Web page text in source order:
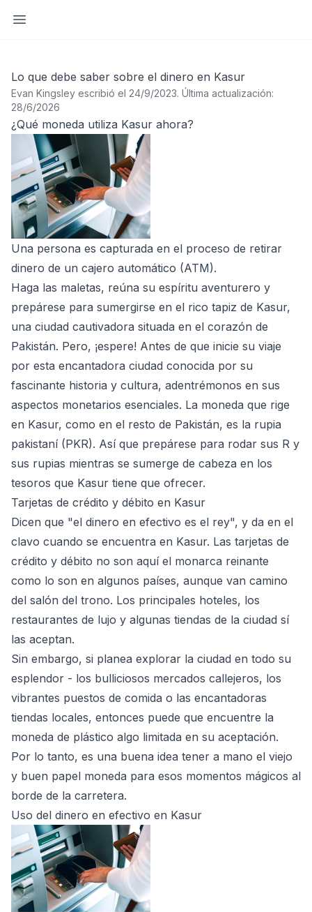
Abrir barra lateral
Lo que debe saber sobre el dinero en Kasur
Evan Kingsley escribió el 24/9/2023. Última actualización:
28/6/2026
¿Qué moneda utiliza Kasur ahora?
Una persona es capturada en el proceso de retirar
dinero de un cajero automático (ATM).
Haga las maletas, reúna su espíritu aventurero y
prepárese para sumergirse en el rico tapiz de Kasur,
una ciudad cautivadora situada en el corazón de
Pakistán. Pero, ¡espere! Antes de que inicie su viaje
por esta encantadora ciudad conocida por su
fascinante historia y cultura, adentrémonos en sus
aspectos monetarios esenciales. La moneda que rige
en Kasur, como en el resto de Pakistán, es la rupia
pakistaní (PKR). Así que prepárese para rodar sus R y
sus rupias mientras se sumerge de cabeza en los
tesoros que Kasur tiene que ofrecer.
Tarjetas de crédito y débito en Kasur
Dicen que "el dinero en efectivo es el rey", y da en el
clavo cuando se encuentra en Kasur. Las tarjetas de
crédito y débito no son aquí el monarca reinante
como lo son en algunos países, aunque van camino
del salón del trono. Los principales hoteles, los
restaurantes de lujo y algunas tiendas de la ciudad sí
las aceptan.
Sin embargo, si planea explorar la ciudad en todo su
esplendor - los bulliciosos mercados callejeros, los
vibrantes puestos de comida o las encantadoras
tiendas locales, entonces puede que encuentre la
moneda de plástico algo limitada en su aceptación.
Por lo tanto, es una buena idea tener a mano el viejo
y buen papel moneda para esos momentos mágicos al
borde de la carretera.
Uso del dinero en efectivo en Kasur